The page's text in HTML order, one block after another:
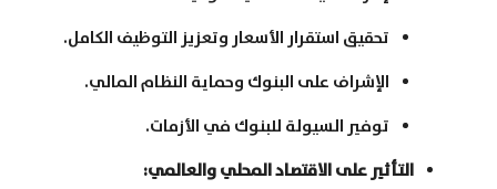
تحقيق استقرار الأسعار وتعزيز التوظيف الكامل.
الإشراف على البنوك وحماية النظام المالي.
توفير السيولة للبنوك في الأزمات.
التأثير على الاقتصاد المحلي والعالمي: